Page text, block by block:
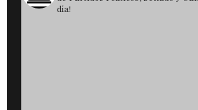
día!